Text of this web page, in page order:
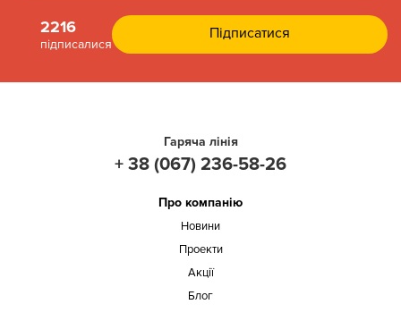
2216
підписалися
Гаряча лінія
+ 38 (067) 236-58-26
Про компанію
Новини
Проекти
Акції
Блог